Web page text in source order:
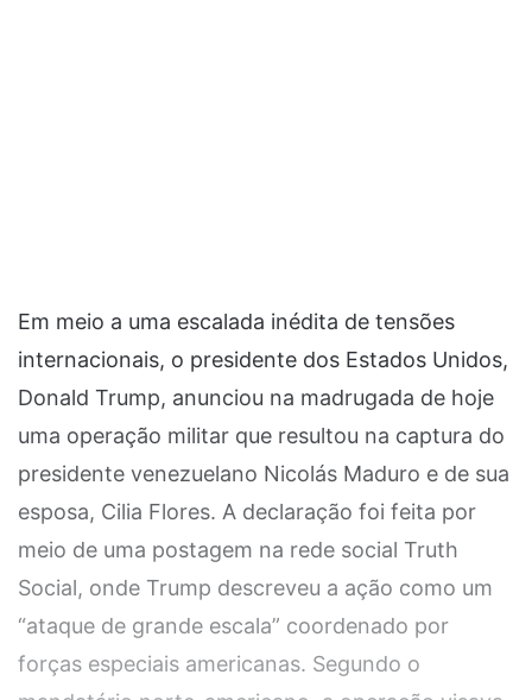
Em meio a uma escalada inédita de tensões
internacionais, o presidente dos Estados Unidos,
Donald Trump, anunciou na madrugada de hoje
uma operação militar que resultou na captura do
presidente venezuelano Nicolás Maduro e de sua
esposa, Cilia Flores. A declaração foi feita por
meio de uma postagem na rede social Truth
Social, onde Trump descreveu a ação como um
“ataque de grande escala” coordenado por
forças especiais americanas. Segundo o